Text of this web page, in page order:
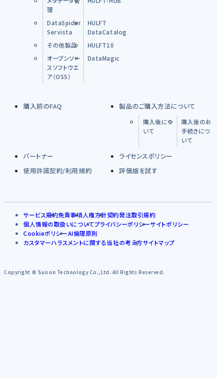
理
DataSpider
Servista
HULFT
DataCatalog
その他製品
HULFT10
オープンソー
スソフトウエ
ア（OSS）
DataMagic
購入前のFAQ 製品のご購入方法について
購入後につ
いて
購入後のお
手続きにつ
いて
パートナー
ライセンスポリシー
使用許諾契約/利用規約
評価版を試す
サービス規約免責事項人権方針契約発注取引規約
個人情報の取扱いについてプライバシーポリシーサイトポリシー
CookieポリシーAI倫理原則
カスタマーハラスメントに関する当社の考え方サイトマップ
Copyright © Saison Technology Co.,Ltd. All Rights Reserved.